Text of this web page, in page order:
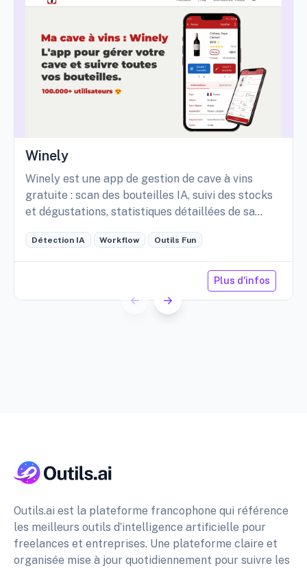
Winely
Winely est une app de gestion de cave à vins
gratuite : scan des bouteilles IA, suivi des stocks
et dégustations, statistiques détaillées de sa
Détection IA Workflow Outils Fun
Plus d'infos
Outils.ai est la plateforme francophone qui référence
les meilleurs outils d’intelligence artificielle pour
freelances et entreprises. Une plateforme claire et
organisée mise à jour quotidiennement pour suivre les